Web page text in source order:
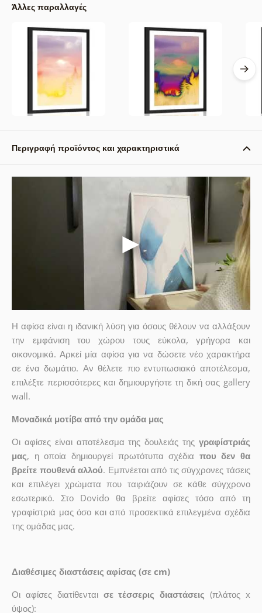
Άλλες παραλλαγές
Περιγραφή προϊόντος και χαρακτηριστικά
Η αφίσα είναι η ιδανική λύση για όσους θέλουν να αλλάξουν
την εμφάνιση του χώρου τους εύκολα, γρήγορα και
οικονομικά. Αρκεί μία αφίσα για να δώσετε νέο χαρακτήρα
σε ένα δωμάτιο. Αν θέλετε πιο εντυπωσιακό αποτέλεσμα,
επιλέξτε περισσότερες και δημιουργήστε τη δική σας gallery
wall.
Μοναδικά μοτίβα από την ομάδα μας
Οι αφίσες είναι αποτέλεσμα της δουλειάς της γραφίστριάς
μας, η οποία δημιουργεί πρωτότυπα σχέδια που δεν θα
βρείτε πουθενά αλλού. Εμπνέεται από τις σύγχρονες τάσεις
και επιλέγει χρώματα που ταιριάζουν σε κάθε σύγχρονο
εσωτερικό. Στο Dovido θα βρείτε αφίσες τόσο από τη
γραφίστριά μας όσο και από προσεκτικά επιλεγμένα σχέδια
της ομάδας μας.
Διαθέσιμες διαστάσεις αφίσας (σε cm)
Οι αφίσες διατίθενται σε τέσσερις διαστάσεις (πλάτος x
ύψος):